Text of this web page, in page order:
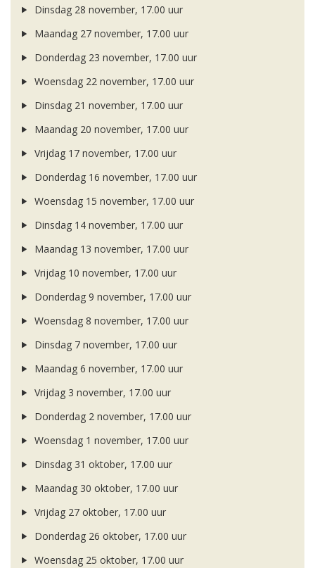
Dinsdag 28 november, 17.00 uur
Maandag 27 november, 17.00 uur
Donderdag 23 november, 17.00 uur
Woensdag 22 november, 17.00 uur
Dinsdag 21 november, 17.00 uur
Maandag 20 november, 17.00 uur
Vrijdag 17 november, 17.00 uur
Donderdag 16 november, 17.00 uur
Woensdag 15 november, 17.00 uur
Dinsdag 14 november, 17.00 uur
Maandag 13 november, 17.00 uur
Vrijdag 10 november, 17.00 uur
Donderdag 9 november, 17.00 uur
Woensdag 8 november, 17.00 uur
Dinsdag 7 november, 17.00 uur
Maandag 6 november, 17.00 uur
Vrijdag 3 november, 17.00 uur
Donderdag 2 november, 17.00 uur
Woensdag 1 november, 17.00 uur
Dinsdag 31 oktober, 17.00 uur
Maandag 30 oktober, 17.00 uur
Vrijdag 27 oktober, 17.00 uur
Donderdag 26 oktober, 17.00 uur
Woensdag 25 oktober, 17.00 uur